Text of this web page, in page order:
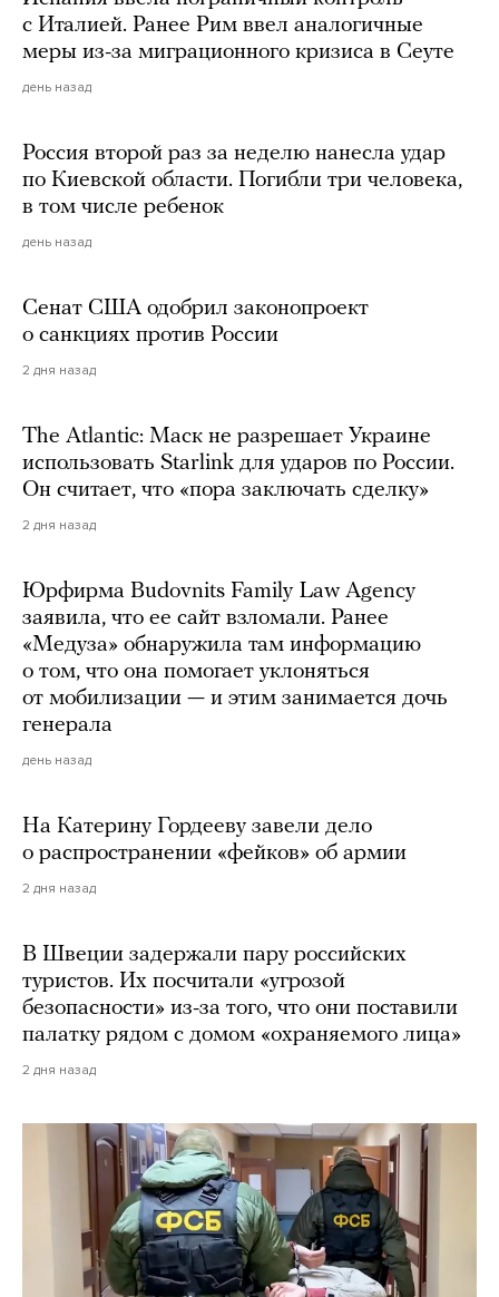
с Италией. Ранее Рим ввел аналогичные
меры из-за миграционного кризиса в Сеуте
день назад
Россия второй раз за неделю нанесла удар
по Киевской области. Погибли три человека,
в том числе ребенок
день назад
Сенат США одобрил законопроект
о санкциях против России
2 дня назад
The Atlantic: Маск не разрешает Украине
использовать Starlink для ударов по России.
Он считает, что «пора заключать сделку»
2 дня назад
Юрфирма Budovnits Family Law Agency
заявила, что ее сайт взломали. Ранее
«Медуза» обнаружила там информацию
о том, что она помогает уклоняться
от мобилизации — и этим занимается дочь
генерала
день назад
На Катерину Гордееву завели дело
о распространении «фейков» об армии
2 дня назад
В Швеции задержали пару российских
туристов. Их посчитали «угрозой
безопасности» из-за того, что они поставили
палатку рядом с домом «охраняемого лица»
2 дня назад